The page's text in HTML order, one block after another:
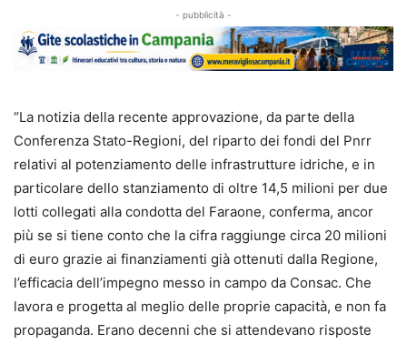
- pubblicità -
“La notizia della recente approvazione, da parte della
Conferenza Stato-Regioni, del riparto dei fondi del Pnrr
relativi al potenziamento delle infrastrutture idriche, e in
particolare dello stanziamento di oltre 14,5 milioni per due
lotti collegati alla condotta del Faraone, conferma, ancor
più se si tiene conto che la cifra raggiunge circa 20 milioni
di euro grazie ai finanziamenti già ottenuti dalla Regione,
l’efficacia dell’impegno messo in campo da Consac. Che
lavora e progetta al meglio delle proprie capacità, e non fa
propaganda. Erano decenni che si attendevano risposte